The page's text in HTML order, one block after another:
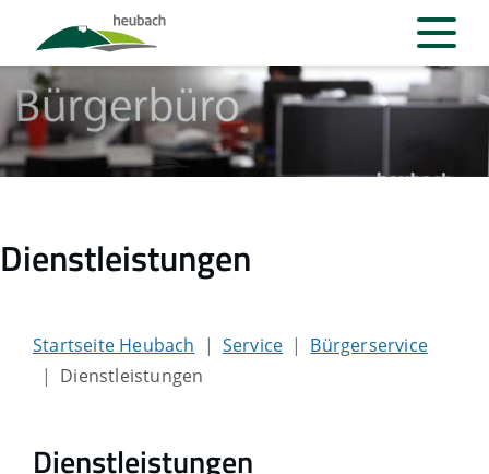
Dienstleistungen
Startseite Heubach Service
Bürgerservice
Dienstleistungen
Dienstleistungen